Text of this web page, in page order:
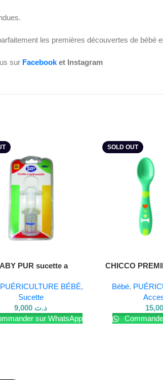
les premières découvertes de bébé
sur Facebooket Instagram
PUR sucette a
PUÉRICULTURE BÉBÉ,
Sucette
د.ت
sur WhatsApp
SOLD OUT
Lire La Suite
CHICCO
Bébé,